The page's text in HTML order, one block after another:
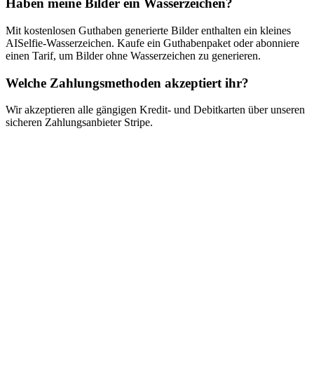
Haben meine Bilder ein Wasserzeichen?
Mit kostenlosen Guthaben generierte Bilder enthalten ein kleines
AISelfie-Wasserzeichen. Kaufe ein Guthabenpaket oder abonniere
einen Tarif, um Bilder ohne Wasserzeichen zu generieren.
Welche Zahlungsmethoden akzeptiert ihr?
Wir akzeptieren alle gängigen Kredit- und Debitkarten über unseren
sicheren Zahlungsanbieter Stripe.